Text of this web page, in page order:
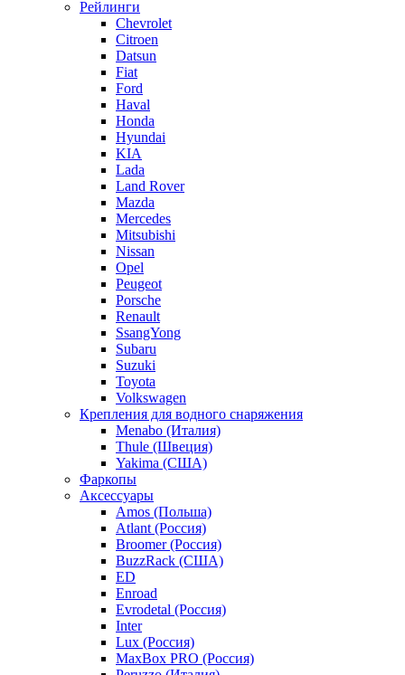
Рейлинги
Chevrolet
Citroen
Datsun
Fiat
Ford
Haval
Honda
Hyundai
KIA
Lada
Land Rover
Mazda
Mercedes
Mitsubishi
Nissan
Opel
Peugeot
Porsche
Renault
SsangYong
Subaru
Suzuki
Toyota
Volkswagen
Крепления для водного снаряжения
Menabo (Италия)
Thule (Швеция)
Yakima (США)
Фаркопы
Аксессуары
Amos (Польша)
Atlant (Россия)
Broomer (Россия)
BuzzRack (США)
ED
Enroad
Evrodetal (Россия)
Inter
Lux (Россия)
MaxBox PRO (Россия)